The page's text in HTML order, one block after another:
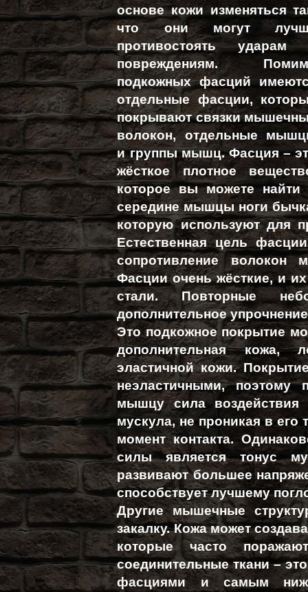
основе кожи изменяться
что они могут
противостоять ударам
повреждениям.
подкожных фасций
отдельные фасции,
покрывают связки
волокон, отдельные
и группы мышц. Фасция –
жёсткое плотное
которое вы можете найти
середине мышцы ноги
которую используют для
Естественная цель
сопротивление волокон
Фасции очень жёсткие, и
стали. Повторные
дополнительное
Это подкожное покрытие
дополнительная кожа,
эластичной кожи.
неэластичными, поэтому
мышцу сила воздействия
мускула, не проникая в
момент контакта.
силы является тонус
развивают большее
способствует лучшему
Другие мышечные
закалку. Кожа может
которые часто
соединительные ткани –
фасциями и самым